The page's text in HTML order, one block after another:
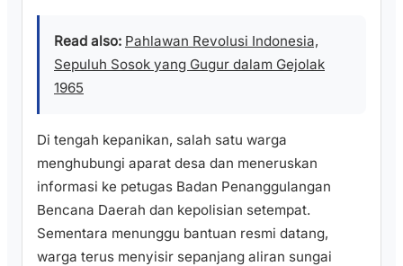
Read also: Pahlawan Revolusi Indonesia,
Sepuluh Sosok yang Gugur dalam Gejolak
1965
Di tengah kepanikan, salah satu warga
menghubungi aparat desa dan meneruskan
informasi ke petugas Badan Penanggulangan
Bencana Daerah dan kepolisian setempat.
Sementara menunggu bantuan resmi datang,
warga terus menyisir sepanjang aliran sungai